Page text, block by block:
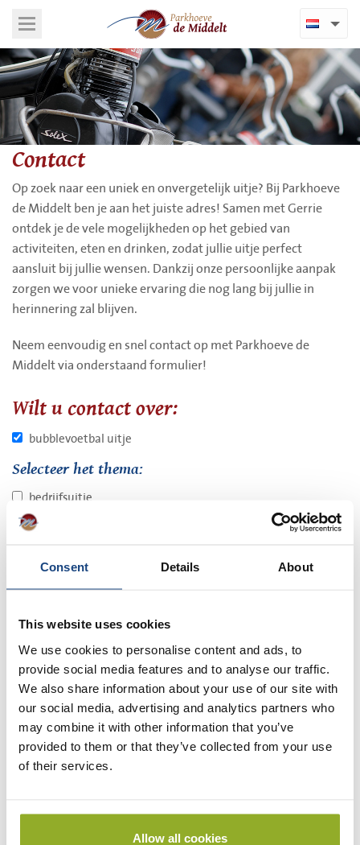
Consent Details About
This website uses cookies
We use cookies to personalise content and ads, to
provide social media features and to analyse our traffic.
We also share information about your use of our site with
our social media, advertising and analytics partners who
may combine it with other information that you’ve
provided to them or that they’ve collected from your use
of their services.
Allow all cookies
Contact
Op zoek naar een uniek en onvergetelijk uitje? Bij Parkhoeve
de Middelt ben je aan het juiste adres! Samen met Gerrie
ontdek je de vele mogelijkheden op het gebied van
activiteiten, eten en drinken, zodat jullie uitje perfect
aansluit bij jullie wensen. Dankzij onze persoonlijke aanpak
zorgen we voor unieke ervaring die nog lang bij jullie in
herinnering zal blijven.
Neem eenvoudig en snel contact op met Parkhoeve de
Middelt via onderstaand formulier!
Wilt u contact over:
bubblevoetbal uitje
Selecteer het thema:
bedrijfsuitje
familiedag
kerstborrel
nieuwjaarsborrel
vriendendag
vrijgezellenfeest
Selecteer 1 of meerdere gewenste activteiten:
bubble voetbal
Uw gegevens: